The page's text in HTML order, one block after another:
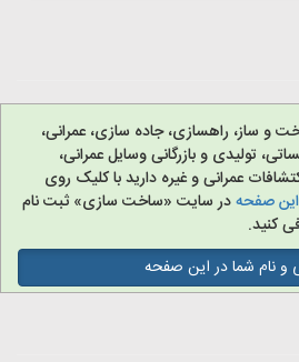
ساز، راهسازی، جاده سازی، عمرانی،
تولیدی و بازرگانی وسایل عمرانی،
عمرانی و غیره دارید با کلیک روی
صفحهدر سایت «ساخت سازی» ثبت نام
کنید.
و نام شما در این صفحه